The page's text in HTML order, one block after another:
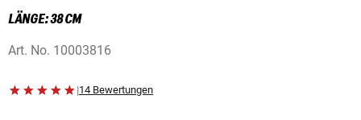
LÄNGE: 38 CM
Art. No. 10003816
|14 Bewertungen